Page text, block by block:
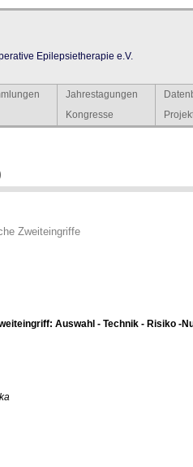
Epilepsietherapie e.V.
Jahrestagungen
Kongresse
Zweiteingriffe
Auswahl - Technik - Risiko -